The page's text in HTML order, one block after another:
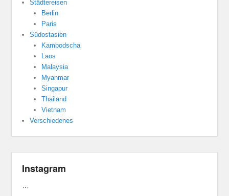
Städtereisen
Berlin
Paris
Südostasien
Kambodscha
Laos
Malaysia
Myanmar
Singapur
Thailand
Vietnam
Verschiedenes
Instagram